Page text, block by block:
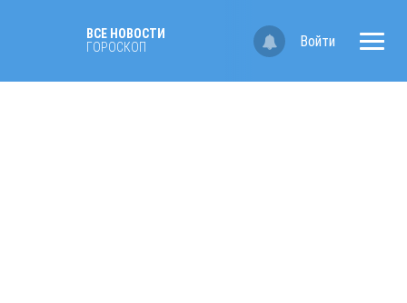
ВСЕ НОВОСТИ
ГОРОСКОП
Войти